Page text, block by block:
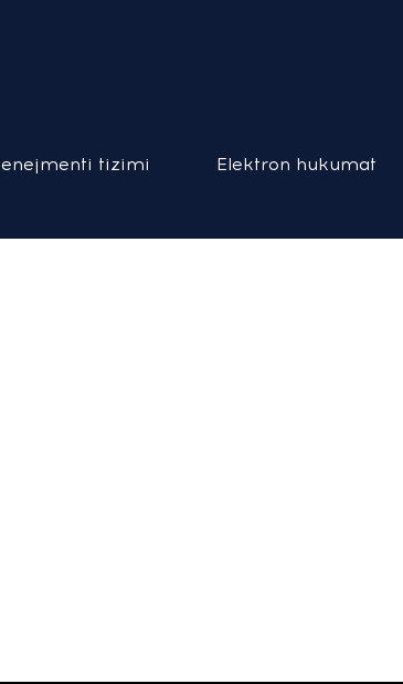
tizimi Elektron hukumat